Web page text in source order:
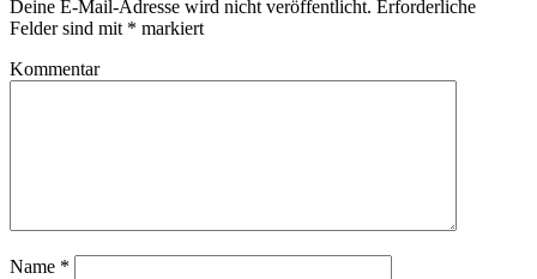
Deine E-Mail-Adresse wird nicht veröffentlicht. Erforderliche
Felder sind mit * markiert
Kommentar
Name *